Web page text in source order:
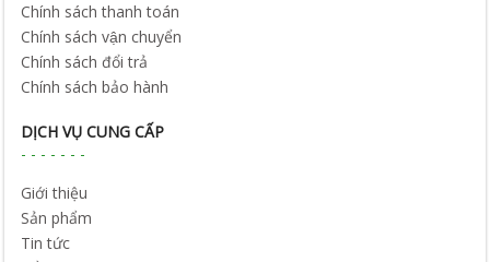
Chính sách thanh toán
Chính sách vận chuyển
Chính sách đổi trả
Chính sách bảo hành
DỊCH VỤ CUNG CẤP
Giới thiệu
Sản phẩm
Tin tức